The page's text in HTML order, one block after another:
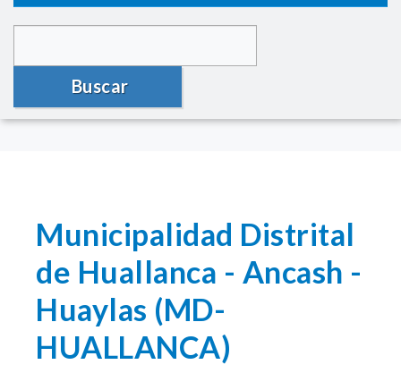
Buscar
Municipalidad Distrital
de Huallanca - Ancash -
Huaylas (MD-
HUALLANCA)